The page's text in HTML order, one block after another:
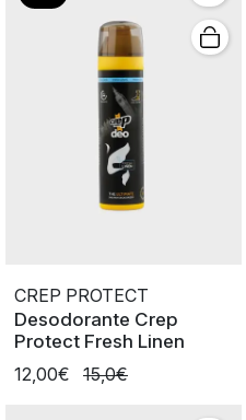
CREP PROTECT
Desodorante Crep
Protect Fresh Linen
12,00€
15,0€